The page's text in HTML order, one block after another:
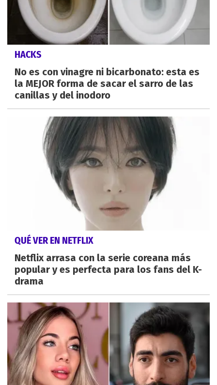
HACKS
No es con vinagre ni bicarbonato: esta es
la MEJOR forma de sacar el sarro de las
canillas y del inodoro
QUÉ VER EN NETFLIX
Netflix arrasa con la serie coreana más
popular y es perfecta para los fans del K-
drama